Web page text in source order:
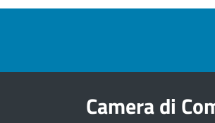
Camera di